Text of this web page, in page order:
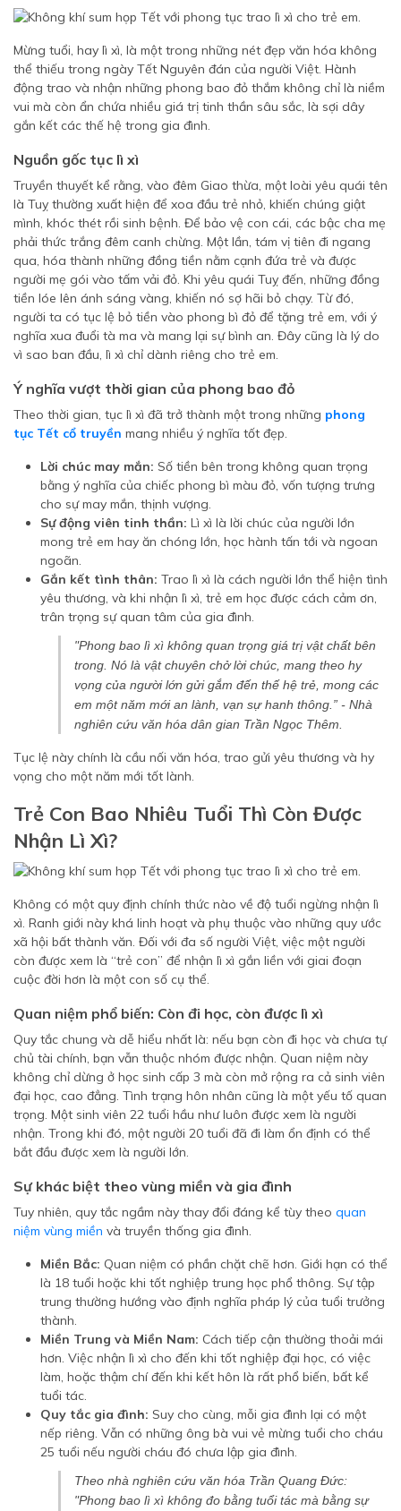
Mừng tuổi, hay lì xì, là một trong những nét đẹp văn hóa không
thể thiếu trong ngày Tết Nguyên đán của người Việt. Hành
động trao và nhận những phong bao đỏ thắm không chỉ là niềm
vui mà còn ẩn chứa nhiều giá trị tinh thần sâu sắc, là sợi dây
gắn kết các thế hệ trong gia đình.
Nguồn gốc tục lì xì
Truyền thuyết kể rằng, vào đêm Giao thừa, một loài yêu quái tên
là Tuỵ thường xuất hiện để xoa đầu trẻ nhỏ, khiến chúng giật
mình, khóc thét rồi sinh bệnh. Để bảo vệ con cái, các bậc cha mẹ
phải thức trắng đêm canh chừng. Một lần, tám vị tiên đi ngang
qua, hóa thành những đồng tiền nằm cạnh đứa trẻ và được
người mẹ gói vào tấm vải đỏ. Khi yêu quái Tuỵ đến, những đồng
tiền lóe lên ánh sáng vàng, khiến nó sợ hãi bỏ chạy. Từ đó,
người ta có tục lệ bỏ tiền vào phong bì đỏ để tặng trẻ em, với ý
nghĩa xua đuổi tà ma và mang lại sự bình an. Đây cũng là lý do
vì sao ban đầu, lì xì chỉ dành riêng cho trẻ em.
Ý nghĩa vượt thời gian của phong bao đỏ
Theo thời gian, tục lì xì đã trở thành một trong những phong
tục Tết cổ truyền mang nhiều ý nghĩa tốt đẹp.
Lời chúc may mắn: Số tiền bên trong không quan trọng
bằng ý nghĩa của chiếc phong bì màu đỏ, vốn tượng trưng
cho sự may mắn, thịnh vượng.
Sự động viên tinh thần: Lì xì là lời chúc của người lớn
mong trẻ em hay ăn chóng lớn, học hành tấn tới và ngoan
ngoãn.
Gắn kết tình thân: Trao lì xì là cách người lớn thể hiện tình
yêu thương, và khi nhận lì xì, trẻ em học được cách cảm ơn,
trân trọng sự quan tâm của gia đình.
"Phong bao lì xì không quan trọng giá trị vật chất bên
trong. Nó là vật chuyên chở lời chúc, mang theo hy
vọng của người lớn gửi gắm đến thế hệ trẻ, mong các
em một năm mới an lành, vạn sự hanh thông.” - Nhà
nghiên cứu văn hóa dân gian Trần Ngọc Thêm
Tục lệ này chính là cầu nối văn hóa, trao gửi yêu thương và hy
vọng cho một năm mới tốt lành.
Trẻ Con Bao Nhiêu Tuổi Thì Còn Được
Nhận Lì Xì?
Không có một quy định chính thức nào về độ tuổi ngừng nhận lì
xì. Ranh giới này khá linh hoạt và phụ thuộc vào những quy ước
xã hội bất thành văn. Đối với đa số người Việt, việc một người
còn được xem là “trẻ con” để nhận lì xì gắn liền với giai đoạn
cuộc đời hơn là một con số cụ thể.
Quan niệm phổ biến: Còn đi học, còn được lì xì
Quy tắc chung và dễ hiểu nhất là: nếu bạn còn đi học và chưa tự
chủ tài chính, bạn vẫn thuộc nhóm được nhận. Quan niệm này
không chỉ dừng ở học sinh cấp 3 mà còn mở rộng ra cả sinh viên
đại học, cao đẳng. Tình trạng hôn nhân cũng là một yếu tố quan
trọng. Một sinh viên 22 tuổi hầu như luôn được xem là người
nhận. Trong khi đó, một người 20 tuổi đã đi làm ổn định có thể
bắt đầu được xem là người lớn.
Sự khác biệt theo vùng miền và gia đình
Tuy nhiên, quy tắc ngầm này thay đổi đáng kể tùy theo quan
niệm vùng miền và truyền thống gia đình.
Miền Bắc: Quan niệm có phần chặt chẽ hơn. Giới hạn có thể
là 18 tuổi hoặc khi tốt nghiệp trung học phổ thông. Sự tập
trung thường hướng vào định nghĩa pháp lý của tuổi trưởng
thành.
Miền Trung và Miền Nam: Cách tiếp cận thường thoải mái
hơn. Việc nhận lì xì cho đến khi tốt nghiệp đại học, có việc
làm, hoặc thậm chí đến khi kết hôn là rất phổ biến, bất kể
tuổi tác.
Quy tắc gia đình: Suy cho cùng, mỗi gia đình lại có một
nếp riêng. Vẫn có những ông bà vui vẻ mừng tuổi cho cháu
25 tuổi nếu người cháu đó chưa lập gia đình.
Theo nhà nghiên cứu văn hóa Trần Quang Đức:
"Phong bao lì xì không đo bằng tuổi tác mà bằng sự